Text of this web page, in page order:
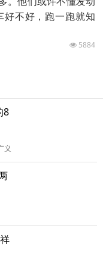
不好，跑一跑就知
5884
8
义